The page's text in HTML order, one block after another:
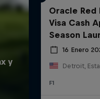
Oracle Red
Visa Cash
Season
16 Enero
F1